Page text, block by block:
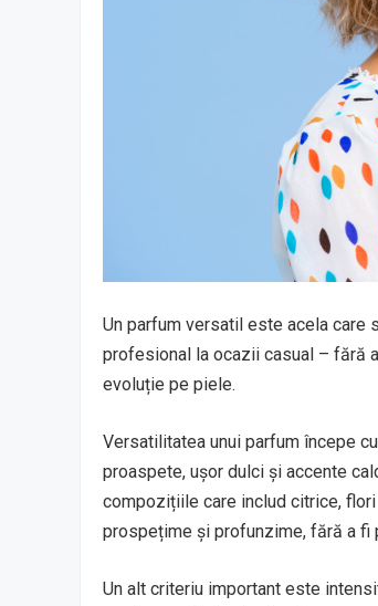
Un parfum versatil este acela care
profesional la ocazii casual – fără
evoluție pe piele.
Versatilitatea unui parfum începe
proaspete, ușor dulci și accente
compozițiile care includ citrice,
prospețime și profunzime, fără a fi
Un alt criteriu important este